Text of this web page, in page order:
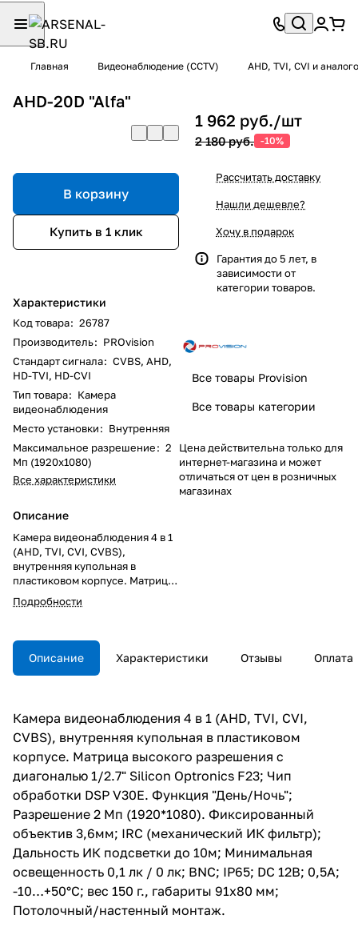
Главная Видеонаблюдение (CCTV) AHD, TVI, CVI и
AHD-20D "Alfa"
В корзину
Купить в 1 клик
Характеристики
Код товара: 26787
Производитель: PROvision
Стандарт сигнала: CVBS, AHD,
HD-TVI, HD-CVI
Тип товара: Камера
видеонаблюдения
Место установки: Внутренняя
Максимальное разрешение: 2
Мп (1920x1080)
Все характеристики
Описание
Камера видеонаблюдения 4 в 1
(AHD, TVI, CVI, CVBS),
внутренняя купольная в
пластиковом корпусе. Матрица
высокого разрешения c
диагональю 1/2.7" Silicon
DSP V30E. Функция "День/
Ночь"; Разрешение 2 Мп
(1920*1080). Фиксированный
Минимальная освещенность 0,1
лк / 0 лк; BNC; IP65; DC 12В;
0,5А; -10…+50°C; вес 150 г.,
габариты 91х80 мм;
Потолочный/настенный
монтаж.
Подробности
1 962 руб./шт
2 180 руб. -10%
Рассчитать доставку
Нашли дешевле?
Хочу в подарок
Гарантия до 5 лет, в
зависимости от
категории товаров.
Все товары Provision
Все товары категории
Цена действительна только для
интернет-магазина и может
отличаться от цен в розничных
магазинах
Описание Характеристики Отзывы Оплата
Камера видеонаблюдения 4 в 1 (AHD, TVI, CVI,
CVBS), внутренняя купольная в пластиковом
корпусе. Матрица высокого разрешения c
диагональю 1/2.7" Silicon Optronics F23; Чип
обработки DSP V30E. Функция "День/Ночь";
Разрешение 2 Мп (1920*1080). Фиксированный
объектив 3,6мм; IRC (механический ИК фильтр);
Дальность ИК подсветки до 10м; Минимальная
освещенность 0,1 лк / 0 лк; BNC; IP65; DC 12В; 0,5А;
-10…+50°C; вес 150 г., габариты 91х80 мм;
Потолочный/настенный монтаж.